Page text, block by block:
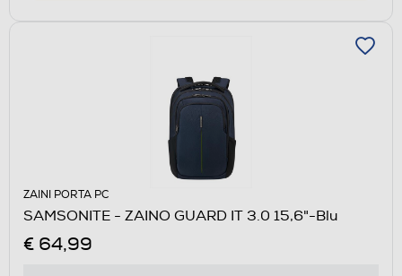
ZAINI PORTA PC
SAMSONITE - ZAINO GUARD IT 3.0 15,6"-Blu
€ 64,99